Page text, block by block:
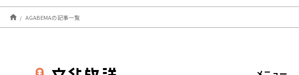
AGABEMAの記事一覧